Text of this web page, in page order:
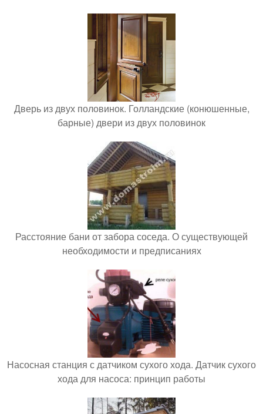
Дверь из двух половинок. Голландские (конюшенные,
барные) двери из двух половинок
Расстояние бани от забора соседа. О существующей
необходимости и предписаниях
Насосная станция с датчиком сухого хода. Датчик сухого
хода для насоса: принцип работы